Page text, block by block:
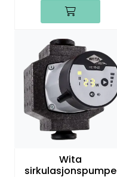
Wita
sirkulasjonspumpe